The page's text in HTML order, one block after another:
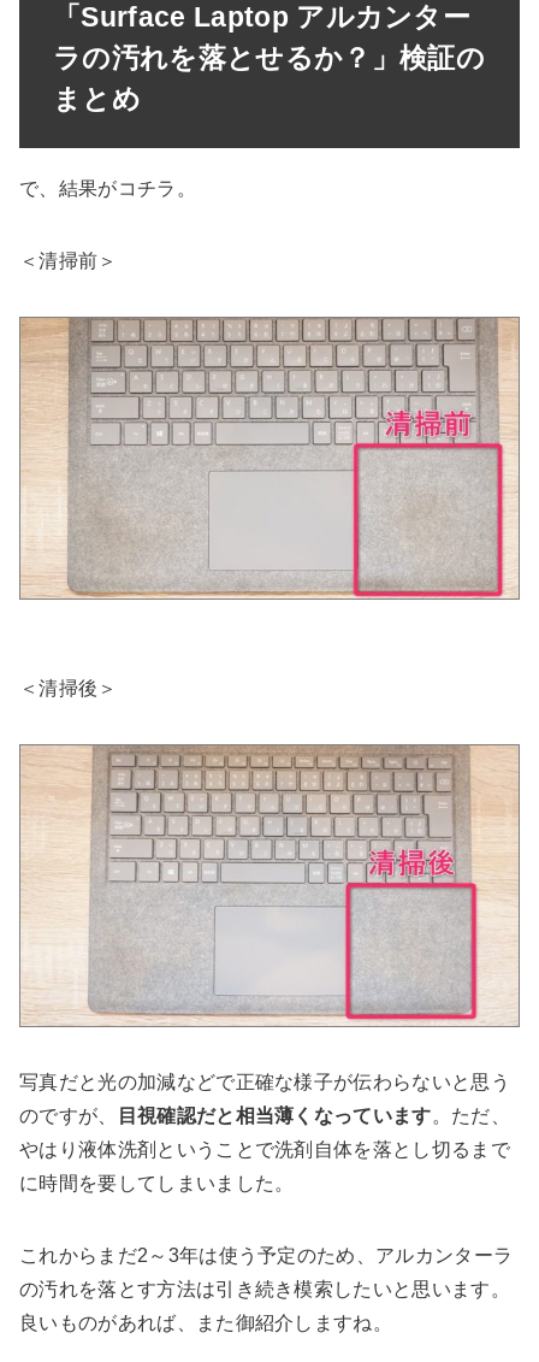
「Surface Laptop アルカンター
ラの汚れを落とせるか？」検証の
まとめ
で、結果がコチラ。
＜清掃前＞
＜清掃後＞
写真だと光の加減などで正確な様子が伝わらないと思う
のですが、
目視確認だと相当薄くなっています。ただ、
やはり液体洗剤ということで洗剤自体を落とし切るまで
に時間を要してしまいました。
これからまだ2～3年は使う予定のため、アルカンターラ
の汚れを落とす方法は引き続き模索したいと思います。
良いものがあれば、また御紹介しますね。